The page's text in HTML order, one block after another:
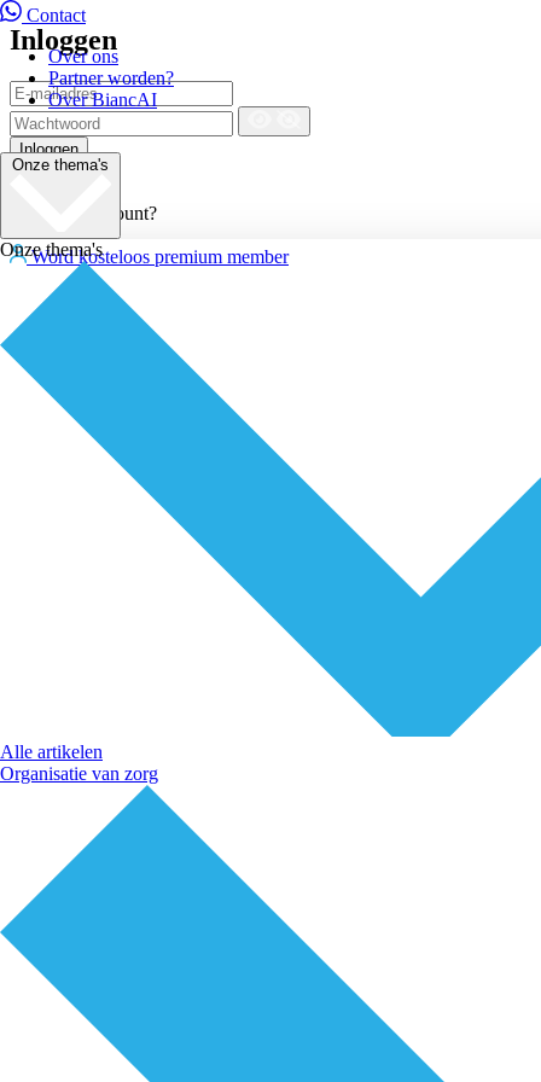
Contact
Over ons
Partner worden?
Over BiancAI
Onze thema's
Onze thema's
Alle artikelen
Organisatie van zorg
Inloggen
Inloggen
of
Nog geen account?
Word kosteloos premium member